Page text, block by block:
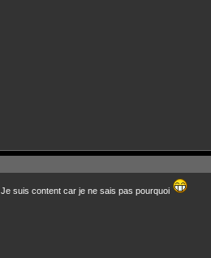
Je suis content car je ne sais pas pourquoi